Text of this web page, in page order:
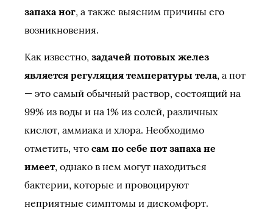
запаха ног, а также выясним причины его
возникновения.
Как известно, задачей потовых желез
является регуляция температуры тела, а пот
— это самый обычный раствор, состоящий на
99% из воды и на 1% из солей, различных
кислот, аммиака и хлора. Необходимо
отметить, что сам по себе пот запаха не
имеет, однако в нем могут находиться
бактерии, которые и провоцируют
неприятные симптомы и дискомфорт.